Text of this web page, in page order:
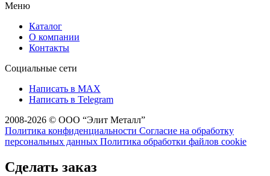
Меню
Каталог
О компании
Контакты
Социальные сети
Написать в MAX
Написать в Telegram
2008-2026 © ООО “Элит Металл”
Политика конфиденциальности Согласие на обработку
персональных данных Политика обработки файлов cookie
Сделать заказ